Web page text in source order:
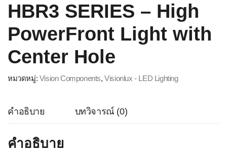
HBR3 SERIES – High
PowerFront Light with
Center Hole
หมวดหมู่: Vision Components,Visionlux - LED Lighting
คำอธิบาย บทวิจารณ์ (0)
คำอธิบาย